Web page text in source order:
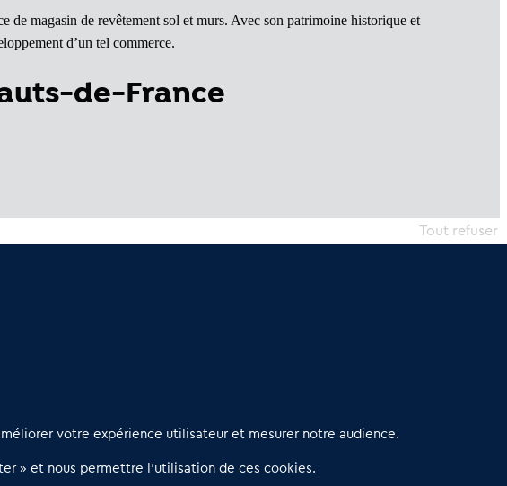
de magasin de revêtement sol et murs. Avec son patrimoine historique et
d’un tel commerce.
de-France
votre expérience utilisateur et mesurer notre audience.
» et nous permettre l’utilisation de ces cookies.
Tout refuser